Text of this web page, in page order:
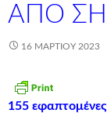
ΑΠΌ
16 ΜΑΡΤΊΟΥ 2023
155